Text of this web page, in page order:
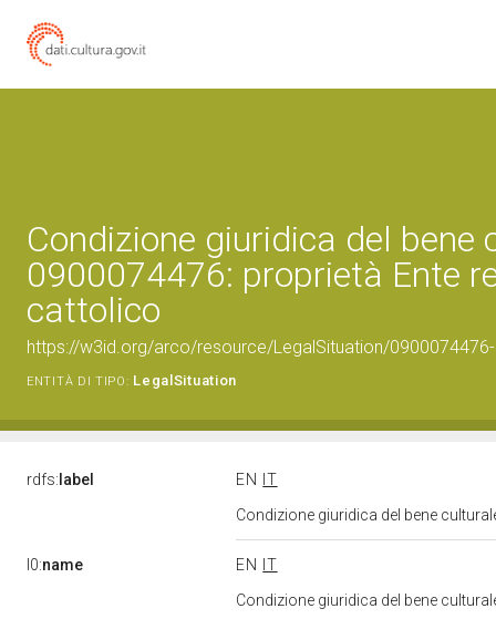
Condizione giuridica del bene
0900074476: proprietà Ente
cattolico
https://w3id.org/arco/resource/LegalSituation/
ENTITÀ DI TIPO: LegalSituation
rdfs: label EN
IT
Condizione giuridica del bene
l0:name EN
IT
Condizione giuridica del bene